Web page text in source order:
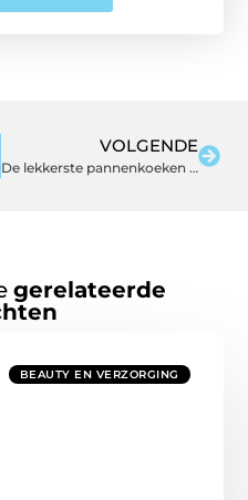
VOLGENDE
De lekkerste pannenkoeken in Amsterdam: waar ga je naartoe?
gerelateerde
BEAUTY EN VERZORGING